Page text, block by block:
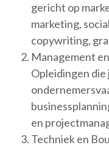
gericht op
marketing,
copywriting,
Management
Opleidingen
en
Techniek en